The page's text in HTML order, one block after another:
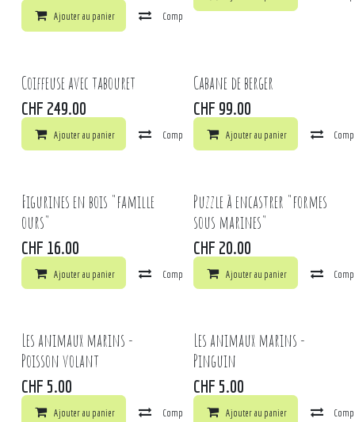
Ajouter au panier Comparer
Coiffeuse avec tabouret
CHF 249.00
Ajouter au panier Comparer Ajouter à la liste de souhaits
Cabane de berger
CHF 99.00
Ajouter au panier
Figurines en bois "famille
ours"
CHF 16.00
Ajouter au panier Comparer Ajouter à la liste de souhaits
Puzzle à encastrer "formes
sous marines"
CHF 20.00
Ajouter au panier
Les animaux marins -
Poisson volant
CHF 5.00
Ajouter au panier Comparer Ajouter à la liste de souhaits
Les animaux marins -
Pinguin
CHF 5.00
Ajouter au panier